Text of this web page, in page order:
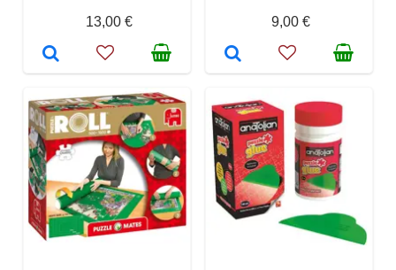
13,00 €
9,00 €